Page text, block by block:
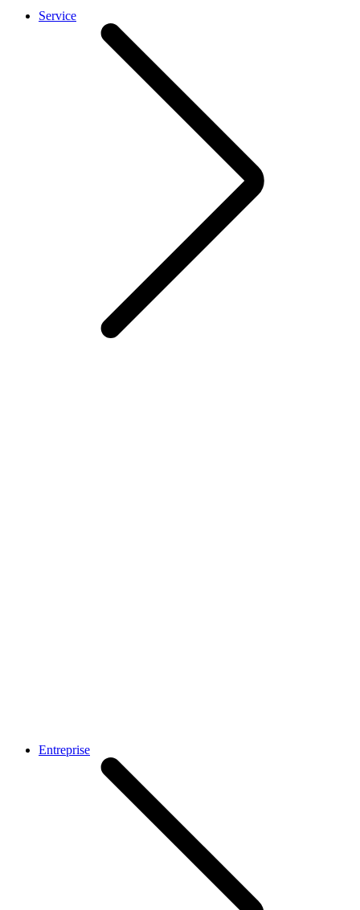
Service
Entreprise